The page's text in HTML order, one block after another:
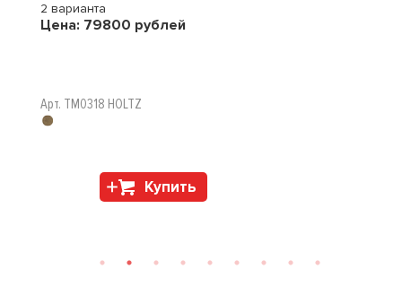
2 варианта
Цена: 79800 рублей
Арт. TM0318 HOLTZ
Купить